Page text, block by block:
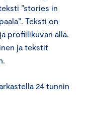
”stories in
Teksti on
profiilikuvan alla.
ja tekstit
24 tunnin